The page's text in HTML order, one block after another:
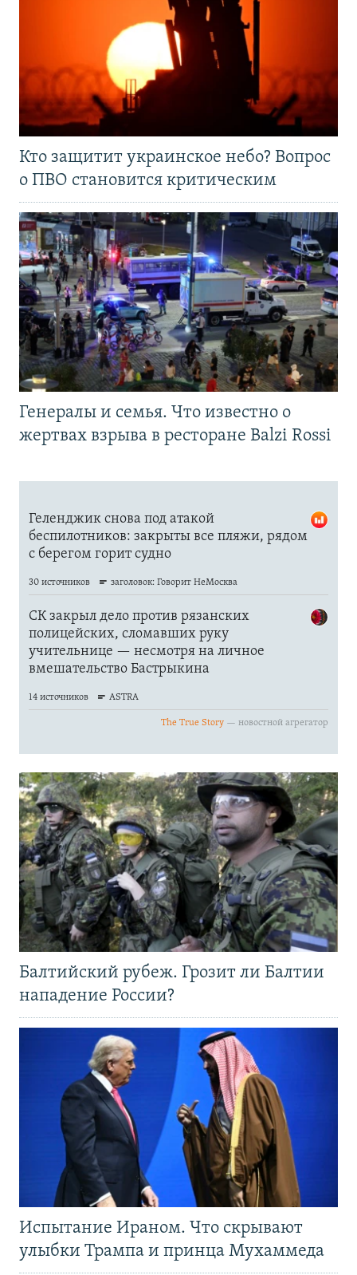
Кто защитит украинское небо? Вопрос
о ПВО становится критическим
Генералы и семья. Что известно о
жертвах взрыва в ресторане Balzi Rossi
Балтийский рубеж. Грозит ли Балтии
нападение России?
Испытание Ираном. Что скрывают
улыбки Трампа и принца Мухаммеда